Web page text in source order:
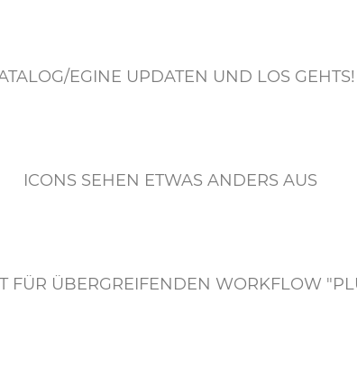
EGINE UPDATEN UND LOS GEHTS!
ICONS SEHEN ETWAS ANDERS AUS
FÜR ÜBERGREIFENDEN WORKFLOW